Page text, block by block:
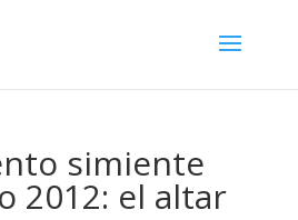
simiente
2012: el altar